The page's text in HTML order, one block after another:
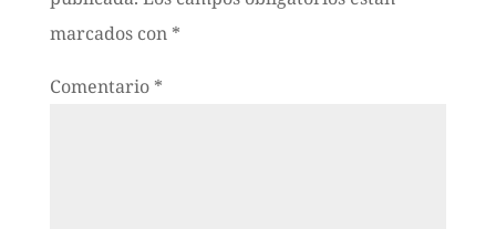
marcados con *
Comentario *